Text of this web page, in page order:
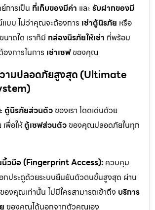
การเป็น ที่เก็บของมีค่า และ รับฝากของมี
บบ ไม่ว่าคุณจะต้องการ เช่าตู้นิรภัย หรือ
ขนาดใด เราก็มี กล่องนิรภัยให้เช่า ที่พร้อม
งการในการ เช่าเซฟของคุณ
ามปลอดภัยสูงสุด (Ultimate
ตู้นิรภัยส่วนตัว ของเรา โดดเด่นด้วย
เพื่อให้ตู้เซฟส่วนตัว ของคุณปลอดภัยในทุก
วมือ (Fingerprint Access): ควบคุม
กประตูด้วยระบบยืนยันตัวตนขั้นสูงสุด ผ่าน
องคุณเท่านั้น ไม่มีใครสามารถเข้าถึง บริการ
ของคุณได้นอกจากตัวคุณเอง